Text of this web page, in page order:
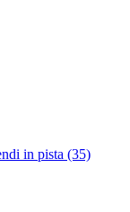
in pista (35)